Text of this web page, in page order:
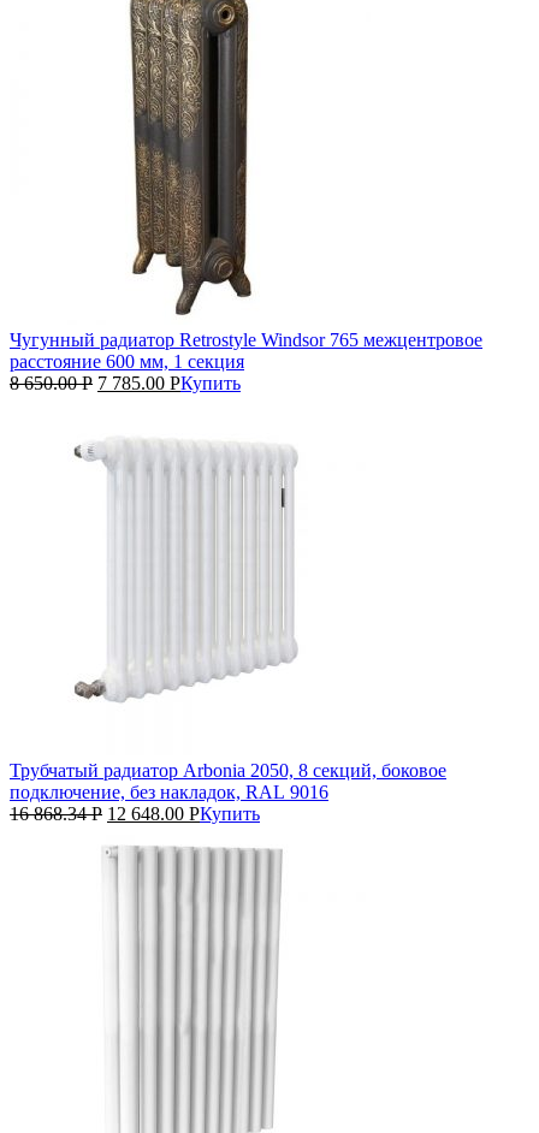
Чугунный радиатор Retrostyle Windsor 765 межцентровое
расстояние 600 мм, 1 секция
8 650.00Р 7 785.00 РКупить
Трубчатый радиатор Arbonia 2050, 8 секций, боковое
подключение, без накладок, RAL 9016
16 868.34Р 12 648.00 РКупить